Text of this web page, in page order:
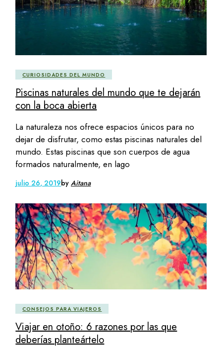
CURIOSIDADES DEL MUNDO
Piscinas naturales del mundo que te dejarán
con la boca abierta
La naturaleza nos ofrece espacios únicos para no
dejar de disfrutar, como estas piscinas naturales del
mundo. Estas piscinas que son cuerpos de agua
formados naturalmente, en lago
julio 26, 2019byAitana
CONSEJOS PARA VIAJEROS
Viajar en otoño: 6 razones por las que
deberías planteártelo